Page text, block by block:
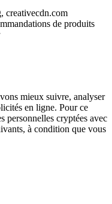
creativecdn.com
de produits
mieux suivre, analyser
en ligne. Pour ce
personnelles cryptées avec
à condition que vous